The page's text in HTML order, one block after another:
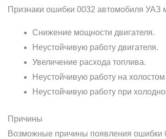
Признаки ошибки 0032 автомобиля УАЗ
Снижение мощности двигателя.
Неустойчивую работу двигателя.
Увеличение расхода топлива.
Неустойчивую работу на холостом
Неустойчивую работу при
Причины
Возможные причины появления ошибки